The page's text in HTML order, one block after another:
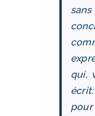
qui,